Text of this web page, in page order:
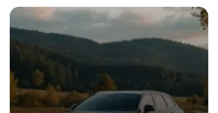
domicile : la méthode simple pour
garder votre voiture en parfait état
sans bouger
22 février 2026